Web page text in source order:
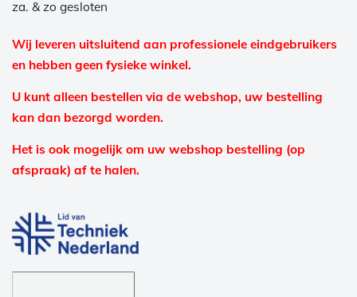
za. & zo gesloten
Wij leveren uitsluitend aan professionele eindgebruikers
en hebben geen fysieke winkel.
U kunt alleen bestellen via de webshop, uw bestelling
kan dan bezorgd worden.
Het is ook mogelijk om uw webshop bestelling (op
afspraak) af te halen.